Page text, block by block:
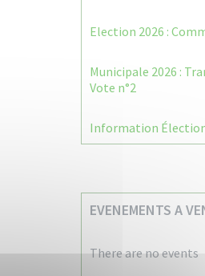
Election 2026 :
Municipale 2026 :
Vote n°2
Information
EVENEMENTS A
There are no events